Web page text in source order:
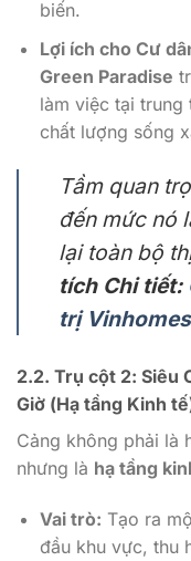
biến.
Lợi ích cho Cư
Green Paradise
làm việc tại trung
chất lượng sống
Tầm quan
đến mức nó
lại toàn bộ
tích Chi tiết:
trị
2.2. Trụ cột 2: Siêu
Giờ (Hạ tầng Kinh
Cảng không phải là
nhưng là hạ tầng
Vai trò: Tạo ra
đầu khu vực, thu